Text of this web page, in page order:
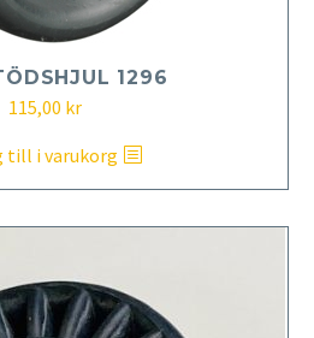
1296
115,00 kr
till i varukorg